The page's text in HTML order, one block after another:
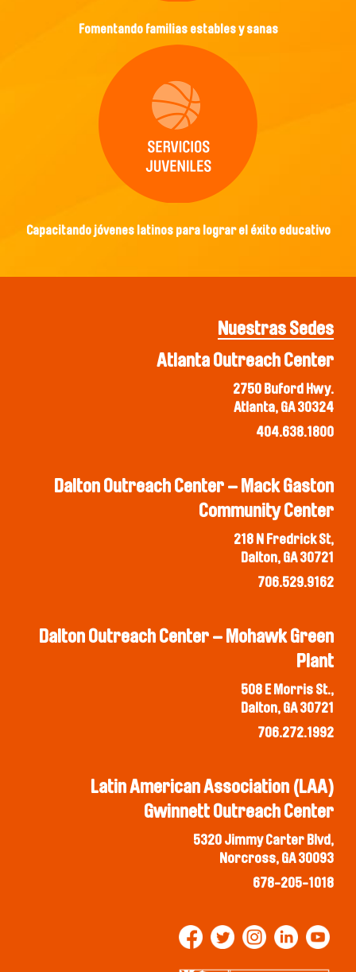
Fomentando familias estables y sanas
Capacitando jóvenes latinos para lograr el éxito educativo
Nuestras Sedes
Atlanta Outreach Center
2750 Buford Hwy.
Atlanta, GA 30324
404.638.1800
Dalton Outreach Center – Mack Gaston
Community Center
218 N Fredrick St,
Dalton, GA 30721
706.529.9162
Dalton Outreach Center – Mohawk Green
Plant
508 E Morris St.,
Dalton, GA 30721
706.272.1992
Latin American Association (LAA)
Gwinnett Outreach Center
5320 Jimmy Carter Blvd,
Norcross, GA 30093
678-205-1018